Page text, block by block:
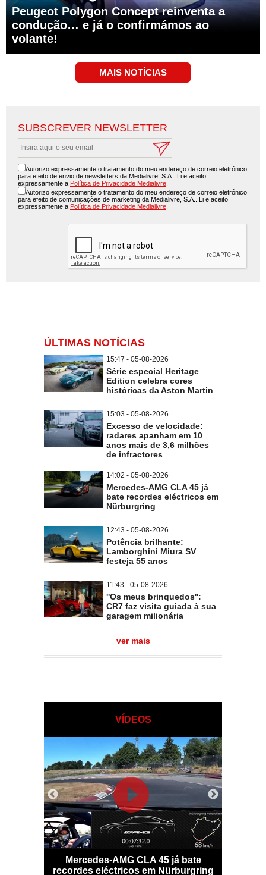
Peugeot Polygon Concept reinventa a
condução… e já o confirmámos ao
volante!
SUBSCREVER NEWSLETTER
Autorizo expressamente o tratamento do meu endereço de correio eletrónico
para efeito de envio de newsletters da Medialivre, S.A.. Li e aceito
expressamente a Política de Privacidade Medialivre
Autorizo expressamente o tratamento do meu endereço de correio eletrónico
para efeito de comunicações de marketing da Medialivre, S.A.. Li e aceito
expressamente a Política de Privacidade Medialivre
ÚLTIMAS NOTÍCIAS
15:47 - 05-08-2026
Série especial Heritage
Edition celebra cores
históricas da Aston Martin
15:03 - 05-08-2026
Excesso de velocidade:
radares apanham em 10
anos mais de 3,6 milhões
de infractores
14:02 - 05-08-2026
Mercedes-AMG CLA 45 já
bate recordes eléctricos em
Nürburgring
12:43 - 05-08-2026
Potência brilhante:
Lamborghini Miura SV
festeja 55 anos
11:43 - 05-08-2026
''Os meus brinquedos'':
CR7 faz visita guiada à sua
garagem milionária
ver mais
VÍDEOS
Mercedes-AMG CLA 45 já bate
recordes eléctricos em Nürburgring